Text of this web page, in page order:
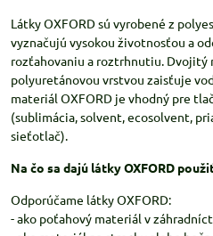
Látky OXFORD sú vyrobené z
vyznačujú vysokou životnosťou a
rozťahovaniu a roztrhnutiu. Dvojitý
polyuretánovou vrstvou zaisťuje
materiál OXFORD je vhodný pre
(sublimácia, solvent, ecosolvent,
sieťotlač).
Na čo sa dajú látky OXFORD
Odporúčame látky OXFORD:
- ako poťahový materiál v